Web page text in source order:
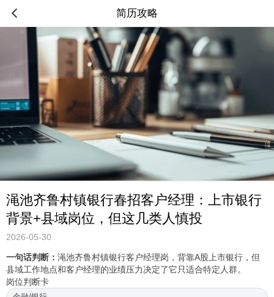
简历攻略
渑池齐鲁村镇银行春招客户经理：上市银行
背景+县域岗位，但这几类人慎投
2026-05-30
一句话判断： 渑池齐鲁村镇银行客户经理岗，背靠A股上市银行，但
县域工作地点和客户经理的业绩压力决定了它只适合特定人群。
岗位判断卡